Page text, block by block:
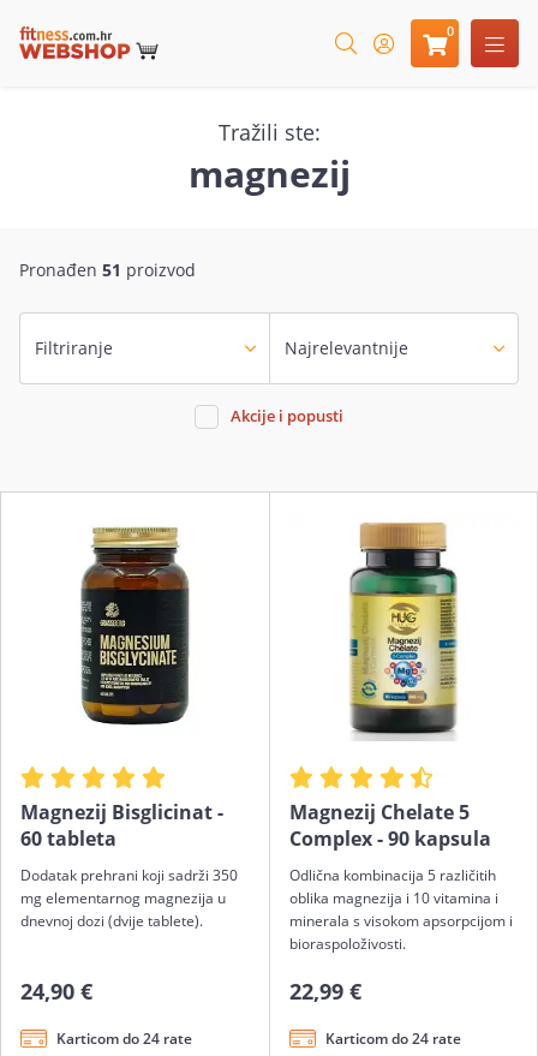
0
Tražili ste:
magnezij
Pronađen 51 proizvod
Filtriranje
Akcije i popusti
Magnezij Bisglicinat -
60 tableta
Dodatak prehrani koji sadrži 350
mg elementarnog magnezija u
dnevnoj dozi (dvije tablete).
24,90 €
Karticom do 24 rate
Magnezij Chelate 5
Complex - 90 kapsula
Odlična kombinacija 5 različitih
oblika magnezija i 10 vitamina i
minerala s visokom apsorpcijom i
bioraspoloživosti.
22,99 €
Karticom do 24 rate